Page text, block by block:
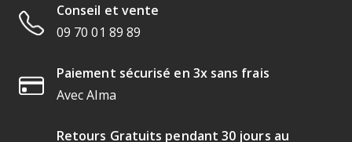
Conseil et vente
09 70 01 89 89
Paiement sécurisé en 3x sans frais
Avec Alma
Retours Gratuits pendant 30 jours au